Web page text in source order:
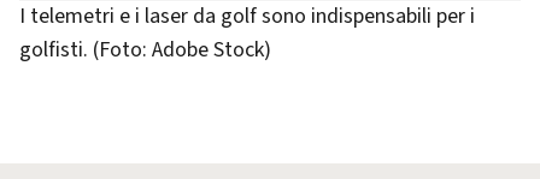
I telemetri e i laser da golf sono indispensabili per i
golfisti. (Foto: Adobe Stock)